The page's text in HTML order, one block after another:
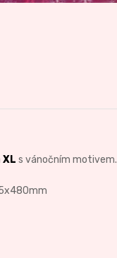
XL s vánočním motivem.